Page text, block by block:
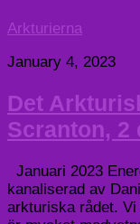
Arkturierna
January 4, 2023
Det
Scranton, 2
Januari 2023
kanaliserad av
arkturiska rådet.